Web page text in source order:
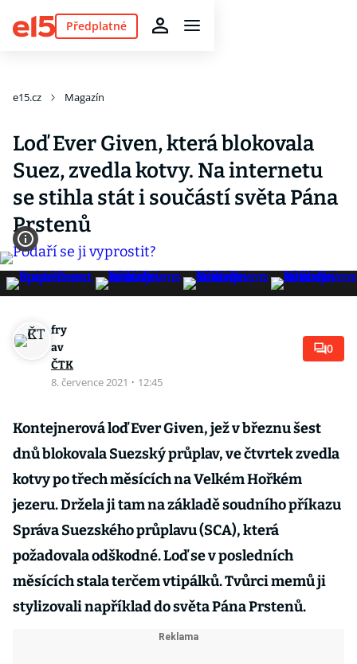
Předplatné
e15.cz Magazín
Loď Ever Given, která blokovala
Suez, zvedla kotvy. Na internetu
se stihla stát i součástí světa Pána
Prstenů
fry
av
ČTK
8. července 2021 · 12:45
0
Kontejnerová loď Ever Given, jež v březnu šest
dnů blokovala Suezský průplav, ve čtvrtek zvedla
kotvy po třech měsících na Velkém Hořkém
jezeru. Držela ji tam na základě soudního příkazu
Správa Suezského průplavu (SCA), která
požadovala odškodné. Loď se v posledních
měsících stala terčem vtipálků. Tvůrci memů ji
stylizovali například do světa Pána Prstenů.